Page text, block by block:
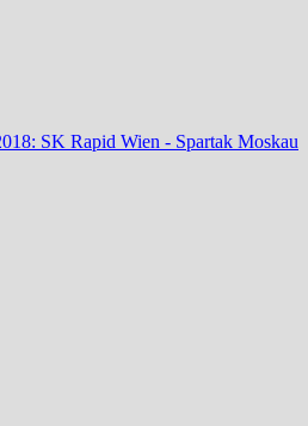
SK Rapid Wien - Spartak Moskau